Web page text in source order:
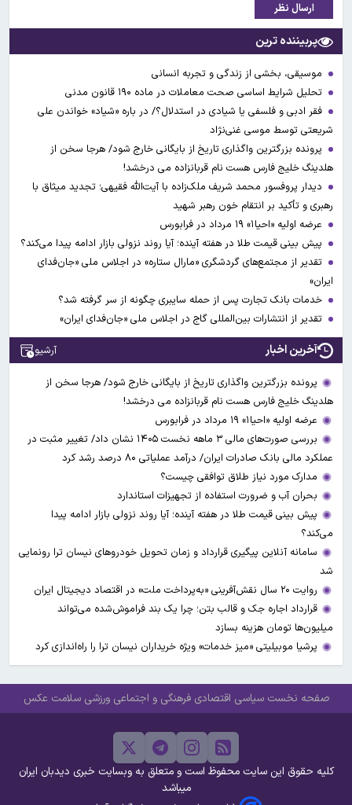
ارسال نظر
پربیننده ترین
موسیقی، بخشی از زندگی و تجربه انسانی
تحلیل شرایط اساسی صحت معاملات در ماده ۱۹۰ قانون مدنی
فقر ادبی و فلسفی یا شیادی در استدلال؟/ در باره «شیاد» خواندن علی
شریعتی توسط موسی غنی‌نژاد
پرونده بزرگترین واگذاری تاریخ از بایگانی خارج شود/ هرجا سخن از
هلدینگ خلیج فارس هست نام قربانزاده می درخشد!
دیدار پروفسور محمد شریف ملک‌زاده با آیت‌الله فقیهی؛ تجدید میثاق با
رهبری و تأکید بر انتقام خون رهبر شهید
عرضه اولیه «احیا۱» ۱۹ مرداد در فرابورس
پیش بینی قیمت طلا در هفته آینده؛ آیا روند نزولی بازار ادامه پیدا می‌کند؟
تقدیر از مجتمع‌های گردشگری «مارال ستاره» در اجلاس ملی «جان‌فدای
ایران»
خدمات بانک تجارت پس از حمله سایبری چگونه از سر گرفته شد؟
تقدیر از انتشارات بین‌المللی گاج در اجلاس ملی «جان‌فدای ایران»
آخرین اخبار آرشیو
پرونده بزرگترین واگذاری تاریخ از بایگانی خارج شود/ هرجا سخن از
هلدینگ خلیج فارس هست نام قربانزاده می درخشد!
عرضه اولیه «احیا۱» ۱۹ مرداد در فرابورس
بررسی صورت‌های مالی ۳ ماهه نخست ۱۴۰۵ نشان داد/ تغییر مثبت در
عملکرد مالی بانک صادرات ایران/ درآمد عملیاتی ۸۰ درصد رشد کرد
مدارک مورد نیاز طلاق توافقی چیست؟
بحران آب و ضرورت استفاده از تجهیزات استاندارد
پیش بینی قیمت طلا در هفته آینده؛ آیا روند نزولی بازار ادامه پیدا
می‌کند؟
سامانه آنلاین پیگیری قرارداد‌ و زمان تحویل خودرو‌های نیسان ترا رونمایی
شد
روایت ۲۰ سال نقش‌آفرینی «به‌پرداخت ملت» در اقتصاد دیجیتال ایران
قرارداد اجاره جک و قالب بتن؛ چرا یک بند فراموش‌شده می‌تواند
میلیون‌ها تومان هزینه بسازد
پرشیا موبیلیتی «میز خدمات» ویژه خریداران نیسان ترا را راه‌اندازی کرد
صفحه نخست سیاسی اقتصادی فرهنگی و اجتماعی ورزشی سلامت عکس
کلیه حقوق این سایت محفوظ است و متعلق به وبسایت خبری دیدبان ایران
میباشد